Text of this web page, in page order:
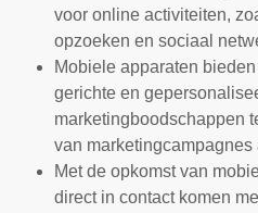
voor online activiteiten,
opzoeken en sociaal
Mobiele apparaten
gerichte en
marketingboodschappen
van
Met de opkomst van
direct in contact komen